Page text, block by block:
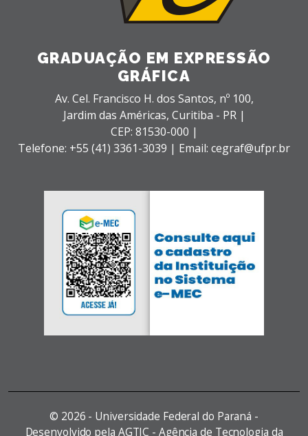
GRADUAÇÃO EM EXPRESSÃO
GRÁFICA
Av. Cel. Francisco H. dos Santos, nº 100,
Jardim das Américas, Curitiba - PR |
CEP: 81530-000 |
Telefone: +55 (41) 3361-3039 | Email: cegraf@ufpr.br
© 2026 - Universidade Federal do Paraná -
Desenvolvido pela AGTIC - Agência de Tecnologia da